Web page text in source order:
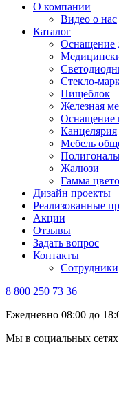
О компании
Видео о нас
Каталог
Оснащение
Стекло-
Пищеблок
Железная
Оснащение
Канцелярия
Мебель
Жалюзи
Гамма
Дизайн проекты
Реализованные
Акции
Отзывы
Задать вопрос
Контакты
Сотрудники
8 800 250 73 36
Ежедневно 08:00 до
Мы в социальных сетях